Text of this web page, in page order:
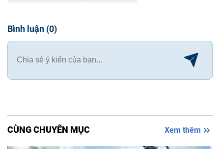
Bình luận (0)
CÙNG CHUYÊN MỤC Xem thêm